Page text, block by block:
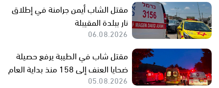
مقتل الشاب أيمن جرامنة في إطلاق
نار ببلدة المقيبلة
06.08.2026
مقتل شاب في الطيبة يرفع حصيلة
ضحايا العنف إلى 158 منذ بداية العام
05.08.2026